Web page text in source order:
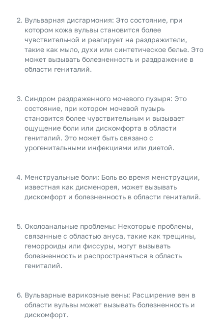
Вульварная дисгармония: Это состояние, при
котором кожа вульвы становится более
чувствительной и реагирует на раздражители,
такие как мыло, духи или синтетическое белье. Это
может вызывать болезненность и раздражение в
области гениталий.
Синдром раздраженного мочевого пузыря: Это
состояние, при котором мочевой пузырь
становится более чувствительным и вызывает
ощущение боли или дискомфорта в области
гениталий. Это может быть связано с
урогенитальными инфекциями или диетой.
Менструальные боли: Боль во время менструации,
известная как дисменорея, может вызывать
дискомфорт и болезненность в области гениталий.
Околоанальные проблемы: Некоторые проблемы,
связанные с областью ануса, такие как трещины,
геморроиды или фиссуры, могут вызывать
болезненность и распространяться в область
гениталий.
Вульварные варикозные вены: Расширение вен в
области вульвы может вызывать болезненность и
дискомфорт.